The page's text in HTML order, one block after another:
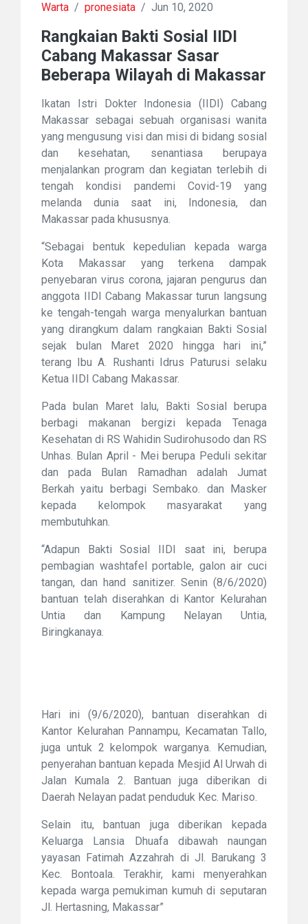
Warta / pronesiata / Jun 10, 2020
Rangkaian Bakti Sosial IIDI
Cabang Makassar Sasar
Beberapa Wilayah di Makassar
Ikatan Istri Dokter Indonesia (IIDI) Cabang
Makassar sebagai sebuah organisasi wanita
yang mengusung visi dan misi di bidang sosial
dan kesehatan, senantiasa berupaya
menjalankan program dan kegiatan terlebih di
tengah kondisi pandemi Covid-19 yang
melanda dunia saat ini, Indonesia, dan
Makassar pada khususnya.
“Sebagai bentuk kepedulian kepada warga
Kota Makassar yang terkena dampak
penyebaran virus corona, jajaran pengurus dan
anggota IIDI Cabang Makassar turun langsung
ke tengah-tengah warga menyalurkan bantuan
yang dirangkum dalam rangkaian Bakti Sosial
sejak bulan Maret 2020 hingga hari ini,”
terang
Ibu A. Rushanti Idrus Paturusi selaku
Ketua IIDI Cabang Makassar.
Pada bulan Maret lalu, Bakti Sosial berupa
berbagi makanan bergizi kepada Tenaga
Kesehatan di RS Wahidin Sudirohusodo dan RS
Unhas. Bulan April - Mei berupa Peduli sekitar
dan pada Bulan Ramadhan adalah Jumat
Berkah yaitu berbagi Sembako. dan Masker
kepada kelompok masyarakat yang
membutuhkan.
“Adapun Bakti Sosial IIDI saat ini, berupa
pembagian washtafel portable, galon air cuci
tangan, dan hand sanitizer. Senin (8/6/2020)
bantuan telah diserahkan di Kantor Kelurahan
Untia dan Kampung Nelayan Untia,
Biringkanaya.
Hari ini (9/6/2020), bantuan diserahkan di
Kantor Kelurahan Pannampu, Kecamatan Tallo,
juga untuk 2 kelompok warganya. Kemudian,
penyerahan bantuan kepada Mesjid Al Urwah di
Jalan Kumala 2. Bantuan juga diberikan di
Daerah Nelayan padat penduduk Kec. Mariso.
Selain itu, bantuan juga diberikan kepada
Keluarga Lansia Dhuafa dibawah naungan
yayasan Fatimah Azzahrah di Jl. Barukang 3
Kec. Bontoala. Terakhir, kami menyerahkan
kepada warga pemukiman kumuh di seputaran
Jl. Hertasning, Makassar”